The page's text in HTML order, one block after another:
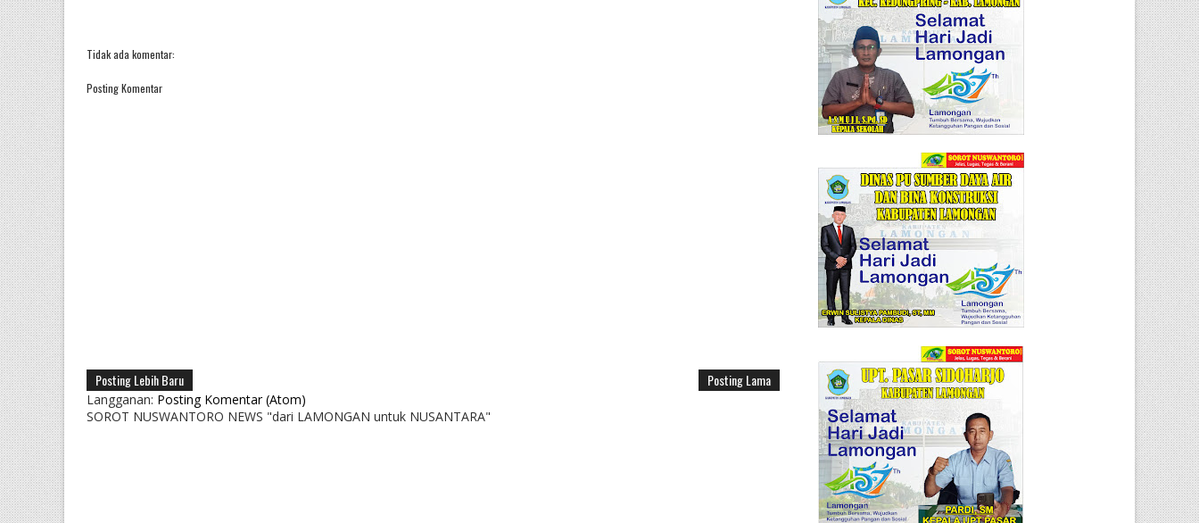
Tidak ada komentar:
Posting Komentar
Posting Lebih Baru Posting Lama
Langganan: Posting Komentar (Atom)
SOROT NUSWANTORO NEWS "dari LAMONGAN untuk NUSANTARA"